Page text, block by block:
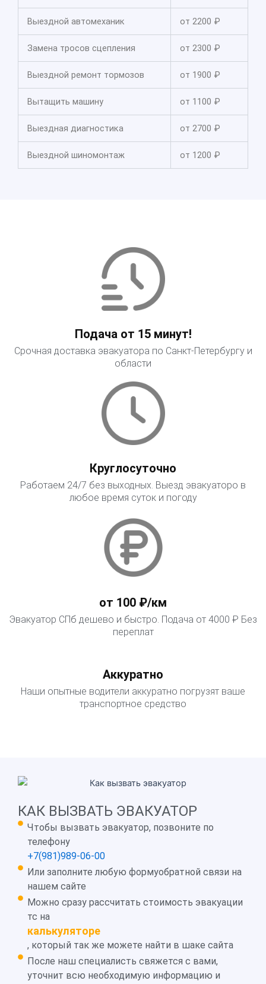
Выездной автомеханик от 2200 ₽
Замена тросов сцепления от 2300 ₽
Выездной ремонт тормозов от 1900 ₽
Вытащить машину от 1100 ₽
Выездная диагностика от 2700 ₽
Выездной шиномонтаж от 1200 ₽
Подача от 15 минут!
Срочная доставка эвакуатора по Санкт-Петербургу и
области
Круглосуточно
Работаем 24/7 без выходных. Выезд эвакуаторо в
любое время суток и погоду
от 100 ₽/км
Эвакуатор СПб дешево и быстро. Подача от 4000 ₽ Без
переплат
Аккуратно
Наши опытные водители аккуратно погрузят ваше
транспортное средство
КАК ВЫЗВАТЬ ЭВАКУАТОР
Чтобы вызвать эвакуатор, позвоните по
телефону
+7(981)989-06-00
Или заполните любую формуобратной связи на
нашем сайте
Можно сразу рассчитать стоимость эвакуации
тс на
калькуляторе
, который так же можете найти в шаке сайта
После наш специалисть свяжется с вами,
уточнит всю необходимую информацию и